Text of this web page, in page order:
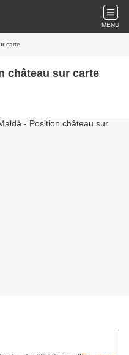
MENU
carte
château sur carte